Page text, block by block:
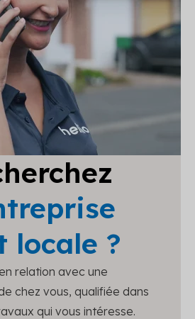
locale ?
relation avec une
chez vous, qualifiée dans
qui vous intéresse.